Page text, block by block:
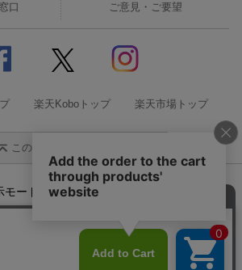
口 ご意見・ご要望
楽天Koboトップ 楽天市場トップ
このページの先頭に戻る
ード モバイル
報保護方針
特定商取引法に基づく表記